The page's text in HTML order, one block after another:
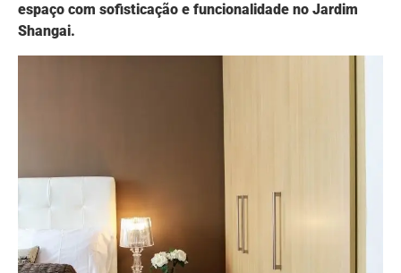
espaço com sofisticação e funcionalidade no Jardim
Shangai.